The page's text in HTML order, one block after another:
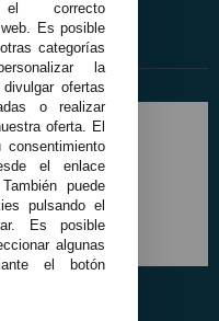
correcto
Es posible
categorías
la
ofertas
o realizar
oferta. El
el enlace
puede
pulsando el
Es posible
algunas
el botón